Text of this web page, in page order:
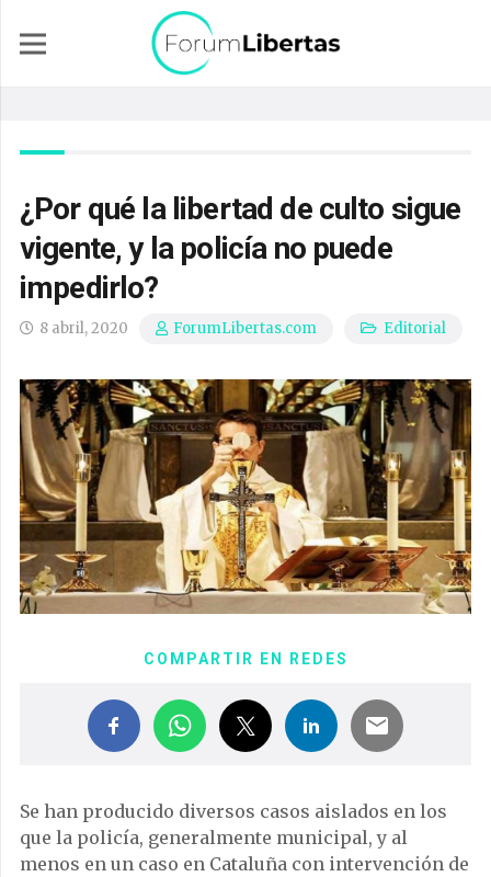
¿Por qué la libertad de culto sigue
vigente, y la policía no puede
impedirlo?
8 abril, 2020 ForumLibertas.com Editorial
COMPARTIR EN REDES
Se han producido diversos casos aislados en los
que la policía, generalmente municipal, y al
menos en un caso en Cataluña con intervención de